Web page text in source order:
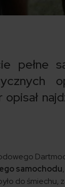
pełne
samochodu
do śmiechu,